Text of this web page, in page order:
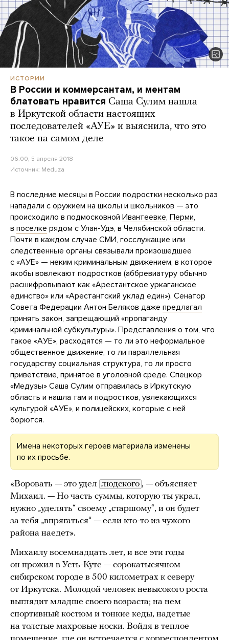
ИСТОРИИ
В России и коммерсантам, и ментам
блатовать нравится Саша Сулим нашла
в Иркутской области настоящих
последователей «АУЕ» и выяснила, что это
такое на самом деле
06:00, 5 апреля 2018
Источник: Meduza
В последние месяцы в России подростки несколько раз
нападали с оружием на школы и школьников — это
происходило в подмосковной Ивантеевке, Перми,
в поселке рядом с Улан-Удэ, в Челябинской области.
Почти в каждом случае СМИ, госслужащие или
следственные органы связывали произошедшее
с «АУЕ» — неким криминальным движением, в которое
якобы вовлекают подростков (аббревиатуру обычно
расшифровывают как «Арестантское уркаганское
единство» или «Арестантский уклад един»). Сенатор
Совета Федерации Антон Беляков даже предлагал
принять закон, запрещающий «пропаганду
криминальной субкультуры». Представления о том, что
такое «АУЕ», расходятся — то ли это неформальное
общественное движение, то ли параллельная
государству социальная структура, то ли просто
приветствие, принятое в уголовной среде. Спецкор
«Медузы» Саша Сулим отправилась в Иркутскую
область и нашла там и подростков, увлекающихся
культурой «АУЕ», и полицейских, которые с ней
борются.
Имена некоторых героев материала изменены
по их просьбе.
«Воровать — это удел людского , — объясняет
Михаил. — Но часть суммы, которую ты украл,
нужно „уделять“ своему „старшому“, и он будет
за тебя „впрягаться“ — если кто-то из чужого
района наедет».
Михаилу восемнадцать лет, и все эти годы
он прожил в Усть-Куте — сорокатысячном
сибирском городе в 500 километрах к северу
от Иркутска. Молодой человек невысокого роста
выглядит младше своего возраста; на нем
спортивный костюм и тонкие кеды, надетые
на толстые махровые носки. Войдя в теплое